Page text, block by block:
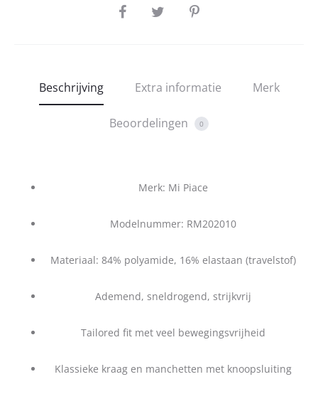
SHARE
Beschrijving Extra informatie Merk
Beoordelingen 0
Merk: Mi Piace
Modelnummer: RM202010
Materiaal: 84% polyamide, 16% elastaan (travelstof)
Ademend, sneldrogend, strijkvrij
Tailored fit met veel bewegingsvrijheid
Klassieke kraag en manchetten met knoopsluiting